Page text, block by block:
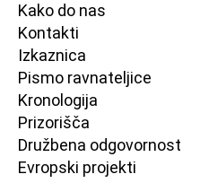
Kako do nas
Kontakti
Izkaznica
Pismo ravnateljice
Kronologija
Prizorišča
Družbena odgovornost
Evropski projekti